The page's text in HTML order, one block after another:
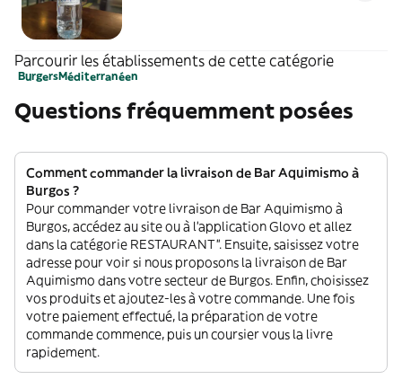
Parcourir les établissements de cette catégorie
BurgersMéditerranéen
Questions fréquemment posées
Comment commander la livraison de Bar Aquimismo à
Burgos ?
Pour commander votre livraison de Bar Aquimismo à
Burgos, accédez au site ou à l'application Glovo et allez
dans la catégorie RESTAURANT”. Ensuite, saisissez votre
adresse pour voir si nous proposons la livraison de Bar
Aquimismo dans votre secteur de Burgos. Enfin, choisissez
vos produits et ajoutez-les à votre commande. Une fois
votre paiement effectué, la préparation de votre
commande commence, puis un coursier vous la livre
rapidement.